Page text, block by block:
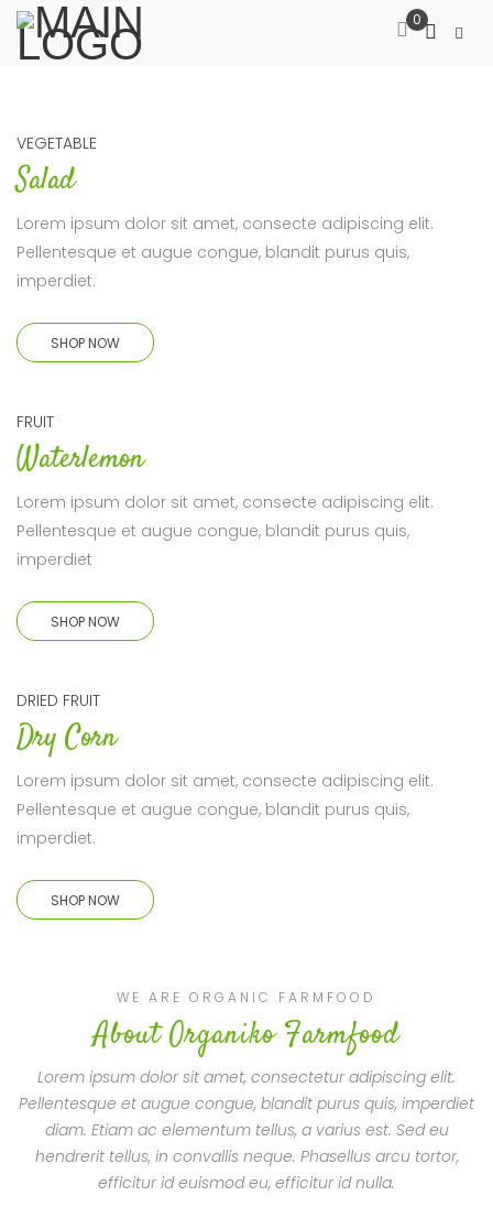
0
VEGETABLE
Salad
Lorem ipsum dolor sit amet, consecte adipiscing elit.
Pellentesque et augue congue, blandit purus quis,
imperdiet.
SHOP NOW
FRUIT
Waterlemon
Lorem ipsum dolor sit amet, consecte adipiscing elit.
Pellentesque et augue congue, blandit purus quis,
imperdiet
SHOP NOW
DRIED FRUIT
Dry Corn
Lorem ipsum dolor sit amet, consecte adipiscing elit.
Pellentesque et augue congue, blandit purus quis,
imperdiet.
SHOP NOW
WE ARE ORGANIC FARMFOOD
About Organiko Farmfood
Lorem ipsum dolor sit amet, consectetur adipiscing elit.
Pellentesque et augue congue, blandit purus quis, imperdiet
diam. Etiam ac elementum tellus, a varius est. Sed eu
hendrerit tellus, in convallis neque. Phasellus arcu tortor,
efficitur id euismod eu, efficitur id nulla.